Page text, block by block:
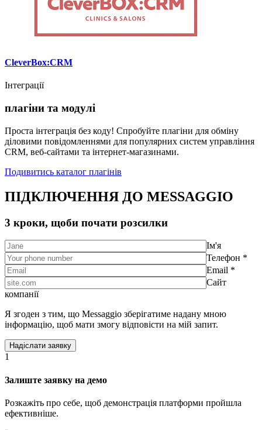
CleverBox:CRM
Інтеграції
плагіни та модулі
Проста інтеграція без коду! Спробуйте плагіни для обміну
діловими повідомленнями для популярних систем управління
CRM, веб-сайтами та інтернет-магазинами.
Подивитись каталог плагінів
ПІДКЛЮЧЕННЯ ДО MESSAGGIO
3 кроки, щоби почати розсилки
Ім'я
Телефон *
Email *
Сайт
компанії
Я згоден з тим, що Messaggio зберігатиме надану мною
інформацію, щоб мати змогу відповісти на мій запит.
1
Залиште заявку на демо
Розкажіть про себе, щоб демонстрація платформи пройшла
ефективніше.